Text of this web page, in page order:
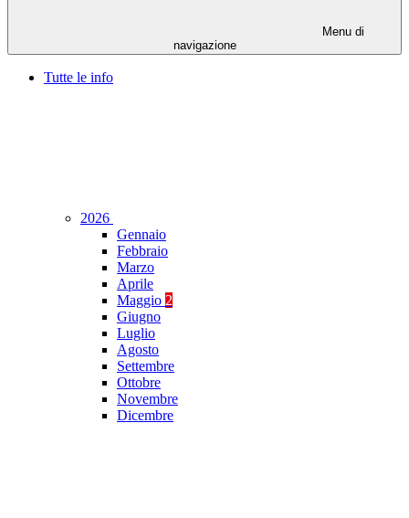
Menu di
navigazione
Tutte le info
2026
Gennaio
Febbraio
Marzo
Aprile
Maggio 2
Giugno
Luglio
Agosto
Settembre
Ottobre
Novembre
Dicembre